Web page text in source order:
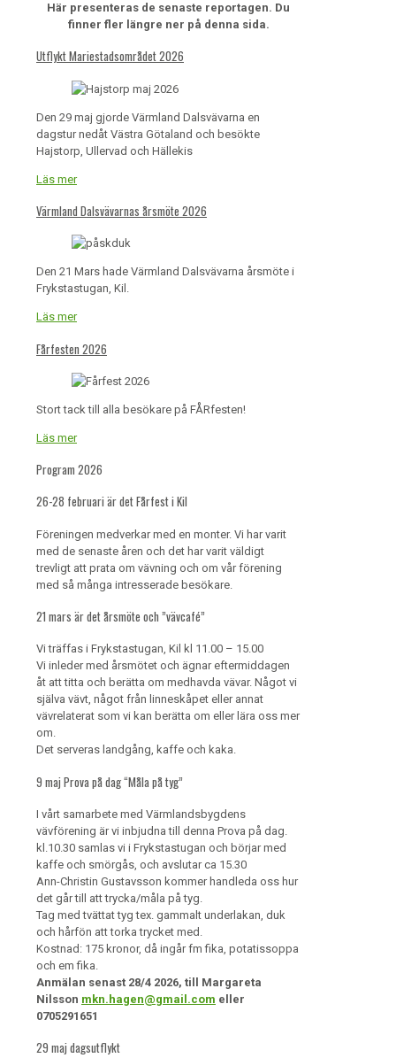
Här presenteras de senaste reportagen. Du
finner fler längre ner på denna sida.
Utflykt Mariestadsområdet 2026
Den 29 maj gjorde Värmland Dalsvävarna en
dagstur nedåt Västra Götaland och besökte
Hajstorp, Ullervad och Hällekis
Läs mer
Värmland Dalsvävarnas årsmöte 2026
Den 21 Mars hade Värmland Dalsvävarna årsmöte i
Frykstastugan, Kil.
Läs mer
Fårfesten 2026
Stort tack till alla besökare på FÅRfesten!
Läs mer
Program 2026
26-28 februari är det Fårfest i Kil
Föreningen medverkar med en monter. Vi har varit
med de senaste åren och det har varit väldigt
trevligt att prata om vävning och om vår förening
med så många intresserade besökare.
21 mars är det årsmöte och ”vävcafé”
Vi träffas i Frykstastugan, Kil kl 11.00 – 15.00
Vi inleder med årsmötet och ägnar eftermiddagen
åt att titta och berätta om medhavda vävar. Något vi
själva vävt, något från linneskåpet eller annat
vävrelaterat som vi kan berätta om eller lära oss mer
om.
Det serveras landgång, kaffe och kaka.
9 maj Prova på dag “Måla på tyg”
I vårt samarbete med Värmlandsbygdens
vävförening är vi inbjudna till denna Prova på dag.
kl.10.30 samlas vi i Frykstastugan och börjar med
kaffe och smörgås, och avslutar ca 15.30
Ann-Christin Gustavsson kommer handleda oss hur
det går till att trycka/måla på tyg.
Tag med tvättat tyg tex. gammalt underlakan, duk
och hårfön att torka trycket med.
Kostnad: 175 kronor, då ingår fm fika, potatissoppa
och em fika.
Anmälan senast 28/4 2026, till Margareta
Nilsson mkn.hagen@gmail.com eller
0705291651
29 maj dagsutflykt